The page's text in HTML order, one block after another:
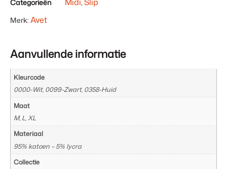
Categorieën
,
Merk: Avet
Aanvullende informatie
Kleurcode
0000-Wit, 0099-Zwart, 0358-Huid
Maat
M, L, XL
Materiaal
95% katoen – 5% lycra
Collectie